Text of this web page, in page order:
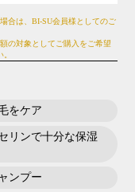
合は、BI-SU会員様としてのご
の対象としてご購入をご希望
をケア
リンで十分な保湿
ンプー